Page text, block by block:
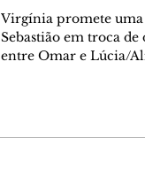
Virgínia promete
Sebastião em troca
entre Omar e Lúcia/